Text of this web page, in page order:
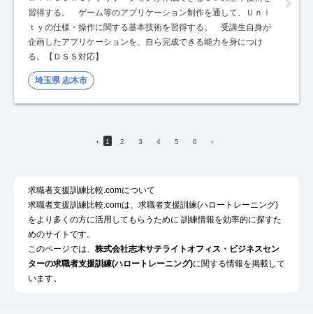
習得する。 ゲーム等のアプリケーション制作を通して、Ｕｎｉ
ｔｙの仕様・操作に関する基本技術を習得する。 受講生自身が
企画したアプリケーションを、自ら完成できる能力を身につけ
る。【ＤＳＳ対応】
埼玉県 志木市
‹ 1 2 3 4 5 6 ›
求職者支援訓練比較.comについて
求職者支援訓練比較.comは、求職者支援訓練(ハロートレーニング)
をより多くの方に活用してもらうために 訓練情報を効率的に探すた
めのサイトです。
このページでは、 株式会社志木サテライトオフィス・ビジネスセン
ターの求職者支援訓練(ハロートレーニング)に関する情報を掲載して
います。